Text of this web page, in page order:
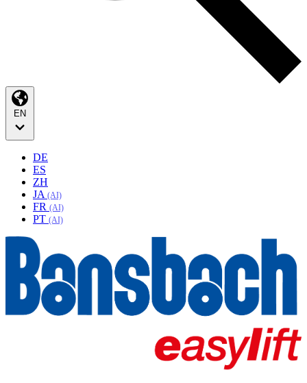
EN
DE
ES
ZH
JA (AI)
FR (AI)
PT (AI)